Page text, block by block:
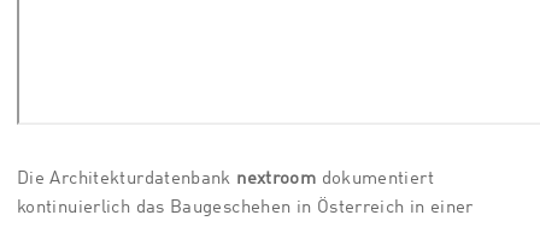
Die Architekturdatenbank nextroom dokumentiert
kontinuierlich das Baugeschehen in Österreich in einer